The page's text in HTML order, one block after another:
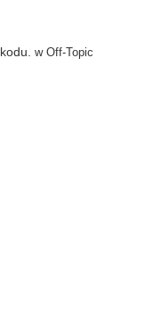
w Off-Topic